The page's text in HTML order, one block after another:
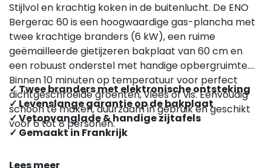
Stijlvol en krachtig koken in de buitenlucht. De ENO
Bergerac 60 is een hoogwaardige gas-plancha met
twee krachtige branders (6 kW), een ruime
geëmailleerde gietijzeren bakplaat van 60 cm en
een robuust onderstel met handige opbergruimte.
Binnen 10 minuten op temperatuur voor perfect
dichtgeschroeide groenten, vlees of vis. Eenvoudig
schoon te maken, duurzaam in gebruik en geschikt
voor 6 tot 8 personen.
✓ Twee branders met elektronische ontsteking
✓ Levenslange garantie op de bakplaat
✓ Vetopvanglade & handige zijtafels
✓ Gemaakt in Frankrijk